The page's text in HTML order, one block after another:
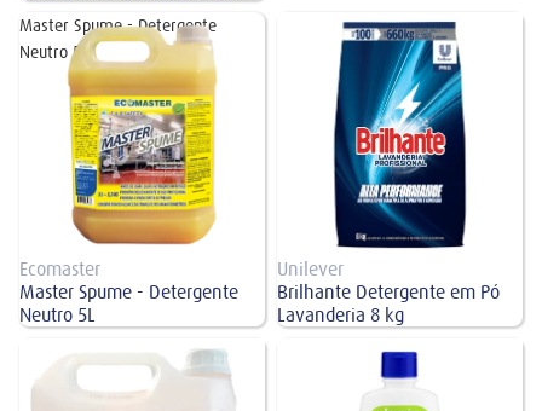
Master Spume - Detergente
Neutro 5L
Ecomaster
Master Spume - Detergente
Neutro 5L
Brilhante Detergente em Pó
Lavanderia 8 kg
Unilever
Brilhante Detergente em Pó
Lavanderia 8 kg
Master Pratiko Detergente Auto
Lavadora 5L
Lustra Móveis Jasmim Polwax